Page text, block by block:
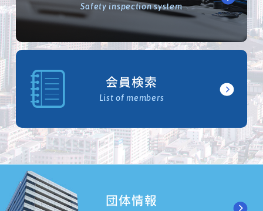
Safety inspection system
会員検索
List of members
団体情報